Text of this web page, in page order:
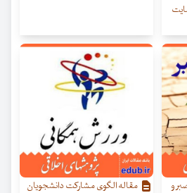
و
مقاله الگوی مشارکت دانشجویان